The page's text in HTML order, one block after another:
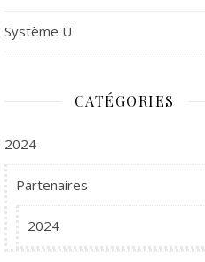
Système U
CATÉGORIES
2024
Partenaires
2024